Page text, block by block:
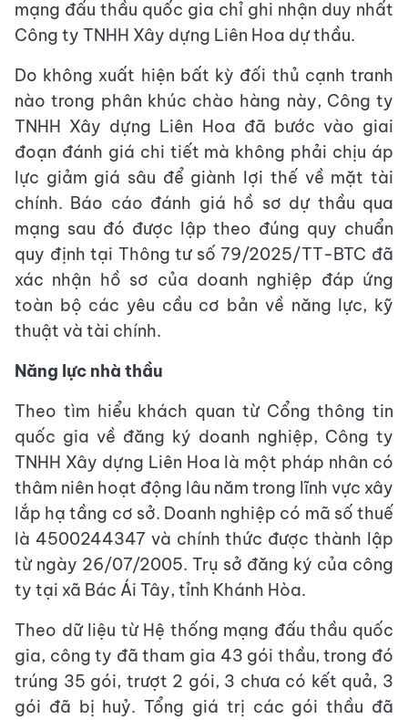
mạng đấu thầu quốc gia chỉ ghi nhận duy nhất
Công ty TNHH Xây dựng Liên Hoa dự thầu.
Do không xuất hiện bất kỳ đối thủ cạnh tranh
nào trong phân khúc chào hàng này, Công ty
TNHH Xây dựng Liên Hoa đã bước vào giai
đoạn đánh giá chi tiết mà không phải chịu áp
lực giảm giá sâu để giành lợi thế về mặt tài
chính. Báo cáo đánh giá hồ sơ dự thầu qua
mạng sau đó được lập theo đúng quy chuẩn
quy định tại Thông tư số 79/2025/TT-BTC đã
xác nhận hồ sơ của doanh nghiệp đáp ứng
toàn bộ các yêu cầu cơ bản về năng lực, kỹ
thuật và tài chính.
Năng lực nhà thầu
Theo tìm hiểu khách quan từ Cổng thông tin
quốc gia về đăng ký doanh nghiệp, Công ty
TNHH Xây dựng Liên Hoa là một pháp nhân có
thâm niên hoạt động lâu năm trong lĩnh vực xây
lắp hạ tầng cơ sở. Doanh nghiệp có mã số thuế
là 4500244347 và chính thức được thành lập
từ ngày 26/07/2005. Trụ sở đăng ký của công
ty tại xã Bác Ái Tây, tỉnh Khánh Hòa.
Theo dữ liệu từ Hệ thống mạng đấu thầu quốc
gia, công ty đã tham gia 43 gói thầu, trong đó
trúng 35 gói, trượt 2 gói, 3 chưa có kết quả, 3
gói đã bị huỷ. Tổng giá trị các gói thầu đã